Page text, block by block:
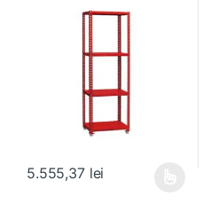
5.555,37 lei